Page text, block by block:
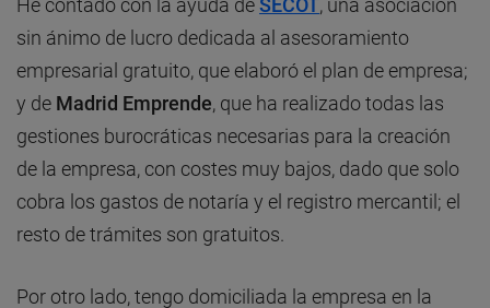
He contado con la ayuda deSECOT, una asociación
sin ánimo de lucro dedicada al asesoramiento
empresarial gratuito, que elaboró el plan de empresa;
y de Madrid Emprende, que ha realizado todas las
gestiones burocráticas necesarias para la creación
de la empresa, con costes muy bajos, dado que solo
cobra los gastos de notaría y el registro mercantil; el
resto de trámites son gratuitos.
Por otro lado, tengo domiciliada la empresa en la